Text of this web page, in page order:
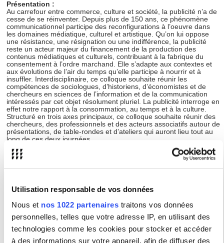
Utilisation responsable de vos données
Nous et nos 1022 partenaires traitons vos données
personnelles, telles que votre adresse IP, en utilisant des
technologies comme les cookies pour stocker et accéder
à des informations sur votre appareil, afin de diffuser des
Présentation :
Au carrefour entre commerce, culture et société, la publicité n’a de
cesse de se réinventer. Depuis plus de 150 ans, ce phénomène
communicationnel participe des reconfigurations à l’oeuvre dans
les domaines médiatique, culturel et artistique. Qu’on lui oppose
une résistance, une résignation ou une indifférence, la publicité
reste un acteur majeur du financement de la production des
contenus médiatiques et culturels, contribuant à la fabrique du
consentement à l’ordre marchand. Elle s’adapte aux contextes et
aux évolutions de l’air du temps qu’elle participe à nourrir et à
insuffler. Interdisciplinaire, ce colloque souhaite réunir les
compétences de sociologues, d’historiens, d’économistes et de
chercheurs en sciences de l’information et de la communication
intéressés par cet objet résolument pluriel. La publicité interroge en
effet notre rapport à la consommation, au temps et à la culture.
Structuré en trois axes principaux, ce colloque souhaite réunir des
chercheurs, des professionnels et des acteurs associatifs autour de
présentations, de table-rondes et d’ateliers qui auront lieu tout au
long de ces deux journées.
L’axe 1 traitera des questions liées aux nouvelles formes
promotionnelles dans le domaine du numérique, à l’apparition de
métiers associés et à la place centrale de l’image animée dans les
dispositifs publicitaires contemporains.
publicitaires. Il questionnera l’intermédiation opérée par les acteurs
centraux de l’économie des plateformes, notamment Google et
communication.
Enfin, l’axe 3 s’intéresse aux perceptions plurielles liées à l’objet
publicité, en proposant de croiser les perspectives de
professionnels, d’associations citoyennes et de consommateurs. Il
se penchera aussi sur les résistances manifestées par les publics à